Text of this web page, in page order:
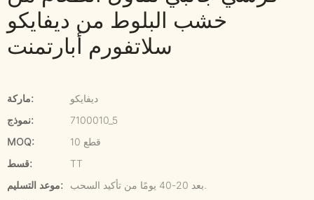
خشب البلوط من ديفايكو
سلاتفورم أبارتمنت
ماركة:
ديفايكو
نموذج:
7100010_5
MOQ:
10 قطع
قسط:
TT
موعد التسليم: